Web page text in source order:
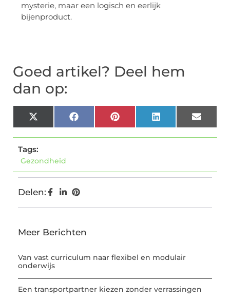
mysterie, maar een logisch en eerlijk
bijenproduct.
Goed artikel? Deel hem
dan op:
X
(Twitter)
FacebookPinterestLinkedInEmail
Tags:
Gezondheid
Delen:
Meer Berichten
Van vast curriculum naar flexibel en modulair
onderwijs
Een transportpartner kiezen zonder verrassingen